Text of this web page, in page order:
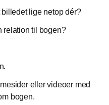
lige netop dér?
relation til bogen?
eller videoer med
bogen.